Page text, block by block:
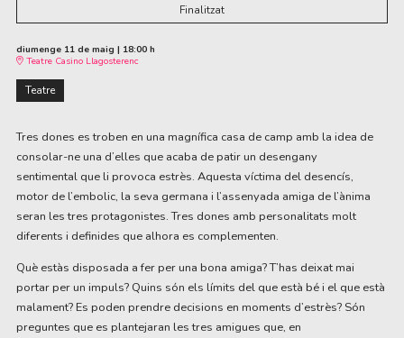
Finalitzat
diumenge 11 de maig | 18:00 h
Teatre Casino Llagosterenc
Teatre
Tres dones es troben en una magnífica casa de camp amb la idea de
consolar-ne una d’elles que acaba de patir un desengany
sentimental que li provoca estrès. Aquesta víctima del desencís,
motor de l’embolic, la seva germana i l’assenyada amiga de l’ànima
seran les tres protagonistes. Tres dones amb personalitats molt
diferents i definides que alhora es complementen.
Què estàs disposada a fer per una bona amiga? T’has deixat mai
portar per un impuls? Quins són els límits del que està bé i el que està
malament? Es poden prendre decisions en moments d’estrès? Són
preguntes que es plantejaran les tres amigues que, en